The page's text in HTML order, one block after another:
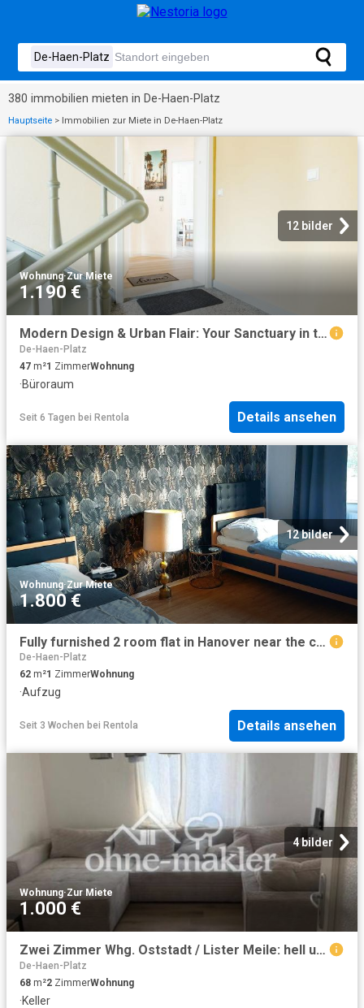
380 immobilien mieten in De-Haen-Platz
Hauptseite > Immobilien zur Miete in De-Haen-Platz
12 bilder
Wohnung·Zur Miete
1.190 €
Modern Design & Urban Flair: Your Sanctuary in the center of Hannover, Hannover Amsterdam Apartments for Rent
De-Haen-Platz
47 m²1 ZimmerWohnung
·Büroraum
Seit 6 Tagen bei Rentola Details ansehen
12 bilder
Wohnung·Zur Miete
1.800 €
Fully furnished 2 room flat in Hanover near the city centre, Hannover Amsterdam Apartments for Rent
De-Haen-Platz
62 m²1 ZimmerWohnung
·Aufzug
Seit 3 Wochen bei Rentola Details ansehen
4 bilder
Wohnung·Zur Miete
1.000 €
Zwei Zimmer Whg. Oststadt / Lister Meile: hell und saniert
De-Haen-Platz
68 m²2 ZimmerWohnung
·Keller